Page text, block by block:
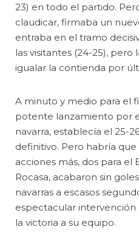
23) en todo el partido.
claudicar, firmaba un
entraba en el tramo
las visitantes (24-25), pero
igualar la contienda por
A minuto y medio para el
potente lanzamiento por
navarra, establecía el 25-
definitivo. Pero habría que
acciones más, dos para el
Rocasa, acabaron sin
navarras a escasos
espectacular intervención
la victoria a su equipo.